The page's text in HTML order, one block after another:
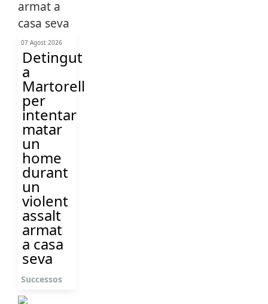
07 Agost 2026
Detingut
a
Martorell
per
intentar
matar
un
home
durant
un
violent
assalt
armat
a casa
seva
Successos